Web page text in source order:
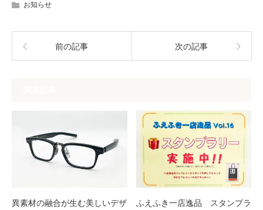
お知らせ
前の記事 次の記事
異素材の融合が生む美しいデザ
ふえふき一店逸品 スタンプラ